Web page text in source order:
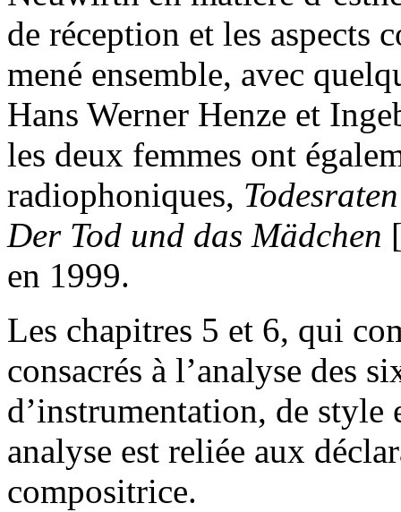
de réception et les aspects
mené ensemble, avec
Hans Werner Henze et
les deux femmes ont
radiophoniques, Todesraten
Der Tod und das Mädchen
en 1999.
Les chapitres 5 et 6, qui
consacrés à l’analyse des
d’instrumentation, de style
analyse est reliée aux
compositrice.